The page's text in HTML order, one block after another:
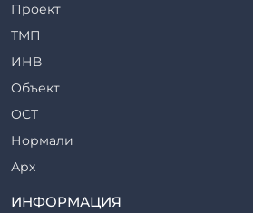
Ригели железобетонные
Сваи железобетонные
Стеновые блоки
Стойки железобетонные
Столбы железобетонные
Закладные детали
Трубы железобетонные
Утяжелители железобетонные
Проект
ТМП
ИНВ
Объект
ОСТ
Нормали
Арх
ТР
ИНФОРМАЦИЯ